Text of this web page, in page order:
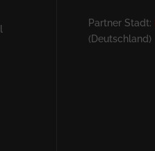
Partner Stadt:
(Deutschland)